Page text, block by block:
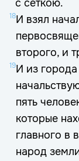
с сеткою.
18И взял
второго, и
19И из
пять
которые
главного в
народ